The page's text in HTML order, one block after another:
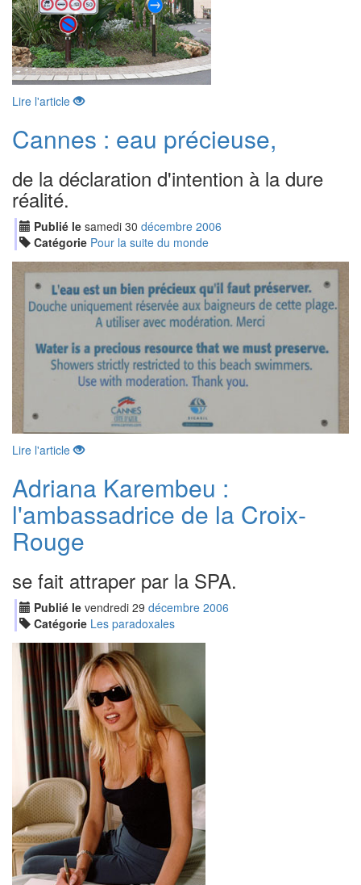
Lire l'article
Cannes : eau précieuse,
de la déclaration d'intention à la dure
réalité.
Publié le samedi 30 décembre 2006
Catégorie Pour la suite du monde
Lire l'article
Adriana Karembeu :
l'ambassadrice de la Croix-
Rouge
se fait attraper par la SPA.
Publié le vendredi 29 décembre 2006
Catégorie Les paradoxales